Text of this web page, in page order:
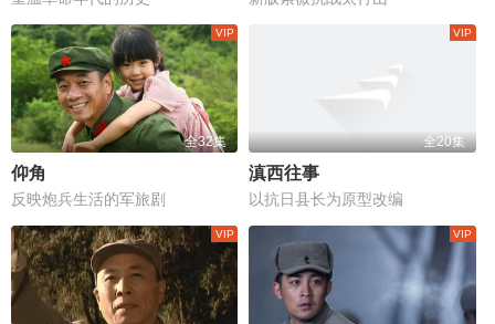
全32集
仰角
反映炮兵生活的军旅剧
全20集
滇西往事
以抗日县长为原型改编